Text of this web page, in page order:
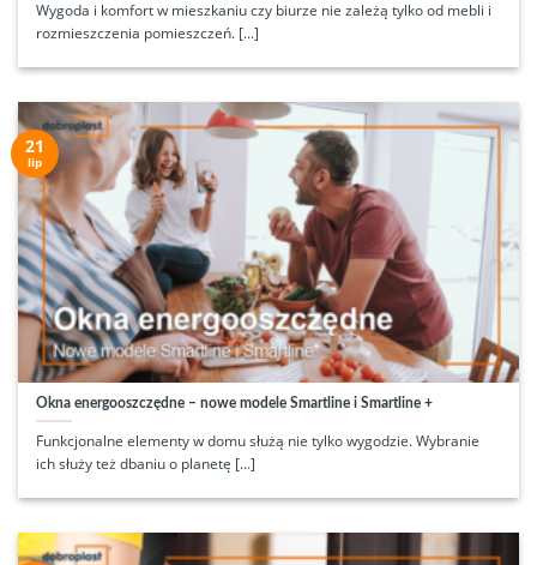
Wygoda i komfort w mieszkaniu czy biurze nie zależą tylko od mebli i
rozmieszczenia pomieszczeń. [...]
Okna energooszczędne – nowe modele Smartline i Smartline +
Funkcjonalne elementy w domu służą nie tylko wygodzie. Wybranie
ich służy też dbaniu o planetę [...]
21
lip